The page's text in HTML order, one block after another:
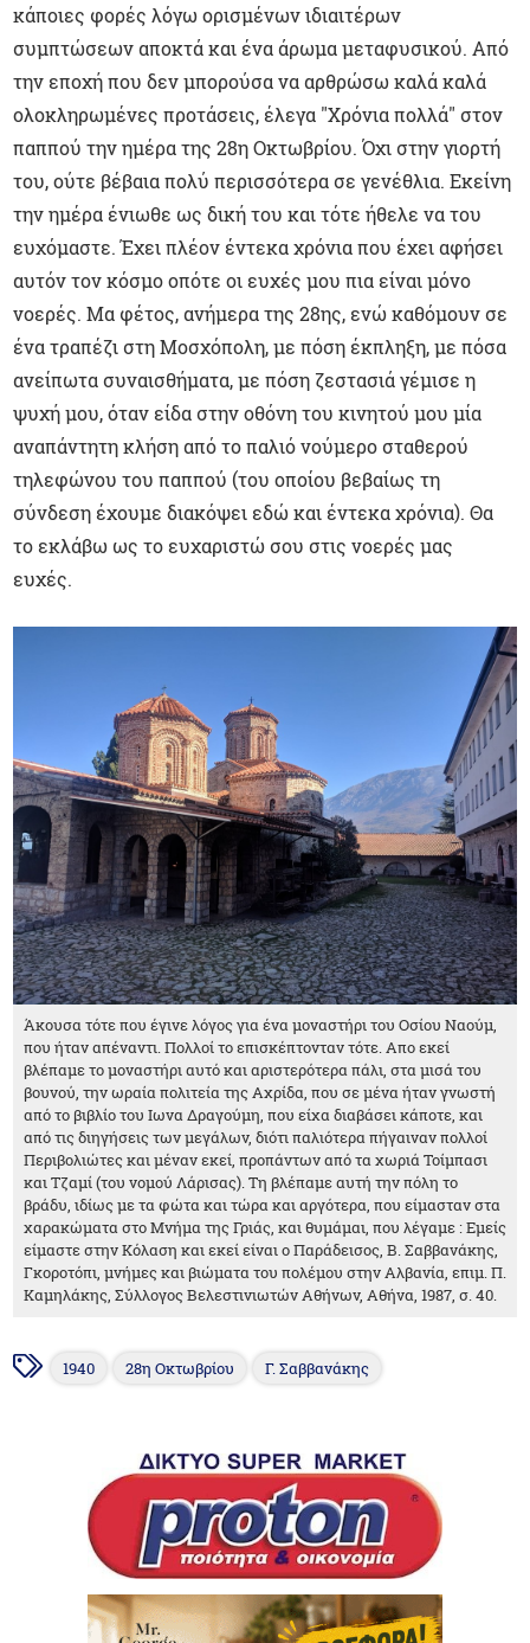
κάποιες φορές λόγω ορισμένων ιδιαιτέρων
συμπτώσεων αποκτά και ένα άρωμα μεταφυσικού. Από
την εποχή που δεν μπορούσα να αρθρώσω καλά καλά
ολοκληρωμένες προτάσεις, έλεγα "Χρόνια πολλά" στον
παππού την ημέρα της 28η Οκτωβρίου. Όχι στην γιορτή
του, ούτε βέβαια πολύ περισσότερα σε γενέθλια. Εκείνη
την ημέρα ένιωθε ως δική του και τότε ήθελε να του
ευχόμαστε. Έχει πλέον έντεκα χρόνια που έχει αφήσει
αυτόν τον κόσμο οπότε οι ευχές μου πια είναι μόνο
νοερές. Μα φέτος, ανήμερα της 28ης, ενώ καθόμουν σε
ένα τραπέζι στη Μοσχόπολη, με πόση έκπληξη, με πόσα
ανείπωτα συναισθήματα, με πόση ζεστασιά γέμισε η
ψυχή μου, όταν είδα στην οθόνη του κινητού μου μία
αναπάντητη κλήση από το παλιό νούμερο σταθερού
τηλεφώνου του παππού (του οποίου βεβαίως τη
σύνδεση έχουμε διακόψει εδώ και έντεκα χρόνια). Θα
το εκλάβω ως το ευχαριστώ σου στις νοερές μας
ευχές.
Άκουσα τότε που έγινε λόγος για ένα μοναστήρι του Οσίου Ναούμ,
που ήταν απέναντι. Πολλοί το επισκέπτονταν τότε. Απο εκεί
βλέπαμε το μοναστήρι αυτό και αριστερότερα πάλι, στα μισά του
βουνού, την ωραία πολιτεία της Αχρίδα, που σε μένα ήταν γνωστή
από το βιβλίο του Ιωνα Δραγούμη, που είχα διαβάσει κάποτε, και
από τις διηγήσεις των μεγάλων, διότι παλιότερα πήγαιναν πολλοί
Περιβολιώτες και μέναν εκεί, προπάντων από τα χωριά Τοίμπασι
και Τζαμί (του νομού Λάρισας). Τη βλέπαμε αυτή την πόλη το
βράδυ, ιδίως με τα φώτα και τώρα και αργότερα, που είμασταν στα
χαρακώματα στο Μνήμα της Γριάς, και θυμάμαι, που λέγαμε : Εμείς
είμαστε στην Κόλαση και εκεί είναι ο Παράδεισος, Β. Σαββανάκης,
Γκοροτόπι, μνήμες και βιώματα του πολέμου στην Αλβανία, επιμ. Π.
Καμηλάκης, Σύλλογος Βελεστινιωτών Αθήνων, Αθήνα, 1987, σ. 40.
1940 28η Οκτωβρίου Γ. Σαββανάκης